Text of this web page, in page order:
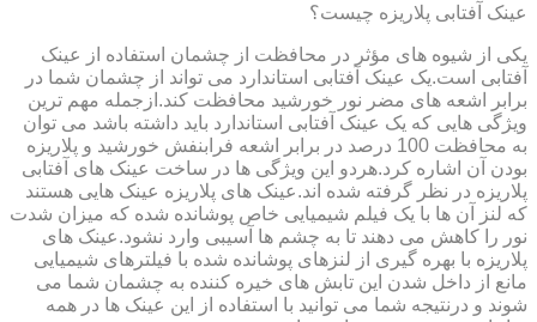
عینک آفتابی پلاریزه چیست؟
یکی از شیوه های مؤثر در محافظت از چشمان استفاده از عینک
آفتابی است.یک عینک آفتابی استاندارد می تواند از چشمان شما در
برابر اشعه های مضر نور خورشید محافظت کند.ازجمله مهم ترین
ویژگی هایی که یک عینک آفتابی استاندارد باید داشته باشد می توان
به محافظت 100 درصد در برابر اشعه فرابنفش خورشید و پلاریزه
بودن آن اشاره کرد.هردو این ویژگی ها در ساخت عینک های آفتابی
پلاریزه در نظر گرفته شده اند.عینک های پلاریزه عینک هایی هستند
که لنز آن ها با یک فیلم شیمیایی خاص پوشانده شده که میزان شدت
نور را کاهش می دهند تا به چشم ها آسیبی وارد نشود.عینک های
پلاریزه با بهره گیری از لنزهای پوشانده شده با فیلترهای شیمیایی
مانع از داخل شدن این تابش های خیره کننده به چشمان شما می
شوند و درنتیجه شما می توانید با استفاده از این عینک ها در همه